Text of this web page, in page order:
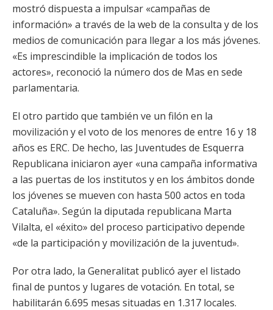
mostró dispuesta a impulsar «campañas de
información» a través de la web de la consulta y de los
medios de comunicación para llegar a los más jóvenes.
«Es imprescindible la implicación de todos los
actores», reconoció la número dos de Mas en sede
parlamentaria.
El otro partido que también ve un filón en la
movilización y el voto de los menores de entre 16 y 18
años es ERC. De hecho, las Juventudes de Esquerra
Republicana iniciaron ayer «una campaña informativa
a las puertas de los institutos y en los ámbitos donde
los jóvenes se mueven con hasta 500 actos en toda
Cataluña». Según la diputada republicana Marta
Vilalta, el «éxito» del proceso participativo depende
«de la participación y movilización de la juventud».
Por otra lado, la Generalitat publicó ayer el listado
final de puntos y lugares de votación. En total, se
habilitarán 6.695 mesas situadas en 1.317 locales.